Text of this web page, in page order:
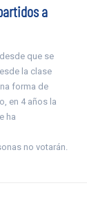
a
que se
la clase
forma de
en 4 años la
ha
no votarán.